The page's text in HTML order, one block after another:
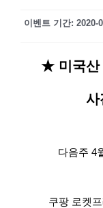
이벤트 기간: 2020-
★ 미국
다음주 4
쿠팡 로켓